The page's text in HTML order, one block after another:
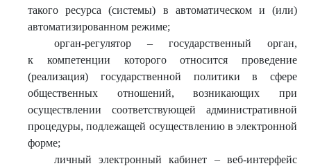
такого ресурса (системы) в автоматическом и (или)
автоматизированном режиме;
орган-регулятор – государственный орган,
к компетенции которого относится проведение
(реализация) государственной политики в сфере
общественных отношений, возникающих при
осуществлении соответствующей административной
процедуры, подлежащей осуществлению в электронной
форме;
личный электронный кабинет – веб-интерфейс